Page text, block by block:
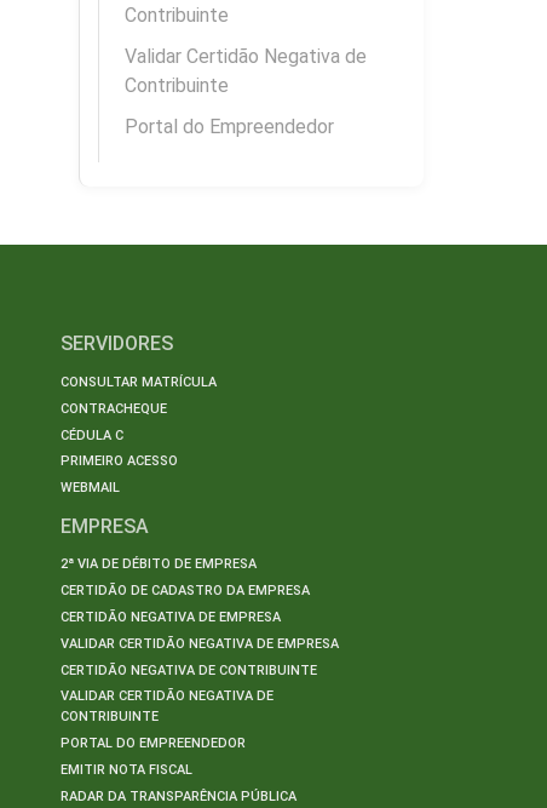
Contribuinte
Validar Certidão Negativa de
Contribuinte
Portal do Empreendedor
SERVIDORES
CONSULTAR MATRÍCULA
CONTRACHEQUE
CÉDULA C
PRIMEIRO ACESSO
WEBMAIL
EMPRESA
2ª VIA DE DÉBITO DE EMPRESA
CERTIDÃO DE CADASTRO DA EMPRESA
CERTIDÃO NEGATIVA DE EMPRESA
VALIDAR CERTIDÃO NEGATIVA DE EMPRESA
CERTIDÃO NEGATIVA DE CONTRIBUINTE
VALIDAR CERTIDÃO NEGATIVA DE
CONTRIBUINTE
PORTAL DO EMPREENDEDOR
EMITIR NOTA FISCAL
RADAR DA TRANSPARÊNCIA PÚBLICA